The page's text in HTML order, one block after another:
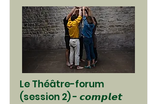
Le Théâtre-forum
(session 2) - 𝙘𝙤𝙢𝙥𝙡𝙚𝙩